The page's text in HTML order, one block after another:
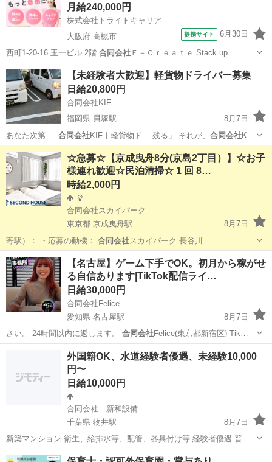
月給240,000円
株式会社トライトキャリア
大阪府 高槻市
提携サイト 6月30日
西町1-20-16 玉一ビル 2階 合同会社Ｅ－Ｃｒｅａｔｅ Stack up …
大阪 高槻市 保育士
【未経験者大歓迎】軽貨物ドライバー募集
日給20,800円
合同会社KIF
福岡県 貝塚駅
8月7日
あなた次第 ― 合同会社KIF｜軽貨物ド… 残る」 それが、 合同会社KIF
の働き方で… せんか？ ★合同会社KIFが“選ばれ… あなたの一歩を、
合同会社KIFが全力で応…
福岡 福岡市 貝塚駅 ドライバー 合同会社
☆急募☆【京成曳舟8分(京島2丁目）】☆お子
様連れ歓迎☆民泊清掃☆ 1 回 8…
時給2,000円
合同会社スカイパーク
東京都 京成曳舟駅
8月7日
寄駅）： ・応募の動機： 合同会社スカイパーク 長谷川
東京 墨田区 京成曳舟駅 その他 スタッフ
【名古屋】ゲーム下手でOK。初月から稼がせ
る自信あります|TikTok配信ライ…
日給30,000円
合同会社Felice
愛知県 名古屋駅
8月7日
さい。 24時間以内に返します。 合同会社Felice(東京都新宿区) Tik…
名古屋市 名古屋駅 その他 ゲーム
外国籍OK、水道経験者優遇、未経験10,000
円〜
日給10,000円
合同会社 新和設備
千葉県 物井駅
8月7日
新築マンション 衛生、給排水等、配管、器具付け等 経験者優遇 普通
自動車免許必須（車両貸し出し可） 作業着支給、空調服支給 バイトか
千葉 四街道市 物井駅 その他 水道